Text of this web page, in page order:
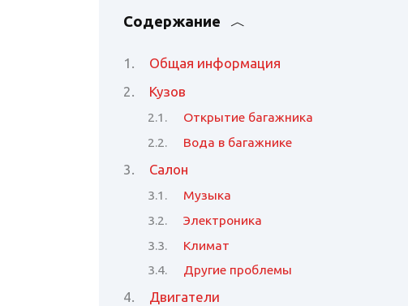
Содержание
Общая информация
Кузов
Открытие багажника
Вода в багажнике
Салон
Музыка
Электроника
Климат
Другие проблемы
Двигатели